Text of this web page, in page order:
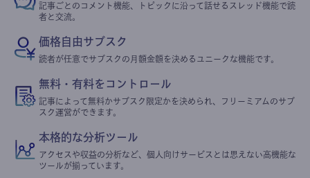
記事ごとのコメント機能、トピックに沿って話せるスレッド機能で読
者と交流。
価格自由サブスク
読者が任意でサブスクの月額金額を決めるユニークな機能です。
無料・有料をコントロール
記事によって無料かサブスク限定かを決められ、フリーミアムのサブ
スク運営ができます。
本格的な分析ツール
アクセスや収益の分析など、個人向けサービスとは思えない高機能な
ツールが揃っています。